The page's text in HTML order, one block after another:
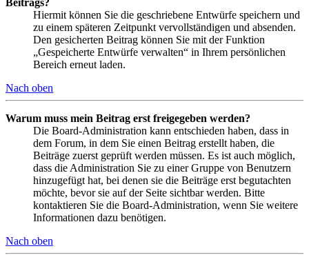
Hiermit können Sie die geschriebene Entwürfe speichern und
zu einem späteren Zeitpunkt vervollständigen und absenden.
Den gesicherten Beitrag können Sie mit der Funktion
„Gespeicherte Entwürfe verwalten“ in Ihrem persönlichen
Bereich erneut laden.
Nach oben
Warum muss mein Beitrag erst freigegeben werden?
Die Board-Administration kann entschieden haben, dass in
dem Forum, in dem Sie einen Beitrag erstellt haben, die
Beiträge zuerst geprüft werden müssen. Es ist auch möglich,
dass die Administration Sie zu einer Gruppe von Benutzern
hinzugefügt hat, bei denen sie die Beiträge erst begutachten
möchte, bevor sie auf der Seite sichtbar werden. Bitte
kontaktieren Sie die Board-Administration, wenn Sie weitere
Informationen dazu benötigen.
Nach oben